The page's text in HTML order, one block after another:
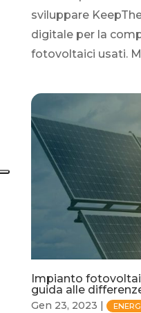
sviluppare
digitale per la
fotovoltaici usati.
Impianto
guida alle
Gen 23, 2023 |